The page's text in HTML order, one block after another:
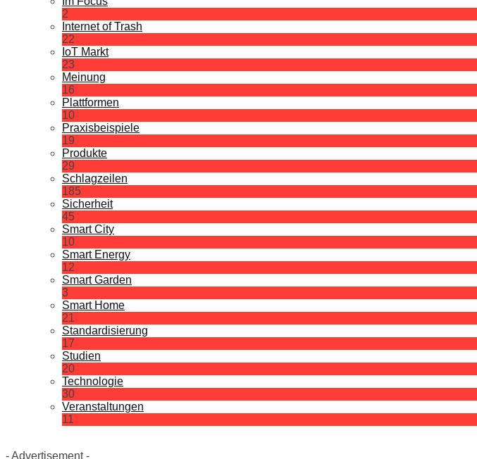
2
Internet of Trash
22
IoT Markt
23
Meinung
16
Plattformen
10
Praxisbeispiele
19
Produkte
29
Schlagzeilen
185
Sicherheit
45
Smart City
10
Smart Energy
12
Smart Garden
3
Smart Home
21
Standardisierung
17
Studien
20
Technologie
30
Veranstaltungen
11
- Advertisement -